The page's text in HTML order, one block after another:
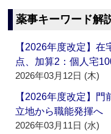
薬事キーワード解
【2026年度改定】
点、加算2：個人宅
2026年03月12日 (木)
【2026年度改定】
立地から職能発揮へ
2026年03月11日 (水)